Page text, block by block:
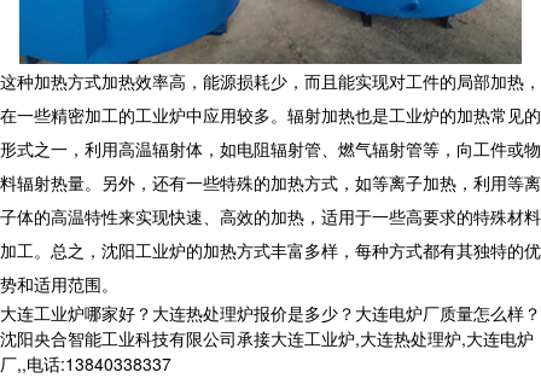
这种加热方式加热效率高，能源损耗少，而且能实现对工件的局部加热，
在一些精密加工的工业炉中应用较多。辐射加热也是工业炉的加热常见的
形式之一，利用高温辐射体，如电阻辐射管、燃气辐射管等，向工件或物
料辐射热量。另外，还有一些特殊的加热方式，如等离子加热，利用等离
子体的高温特性来实现快速、高效的加热，适用于一些高要求的特殊材料
加工。总之，沈阳工业炉的加热方式丰富多样，每种方式都有其独特的优
势和适用范围。
大连工业炉哪家好？大连热处理炉报价是多少？大连电炉厂质量怎么样？
沈阳央合智能工业科技有限公司承接大连工业炉,大连热处理炉,大连电炉
厂,,电话:13840338337